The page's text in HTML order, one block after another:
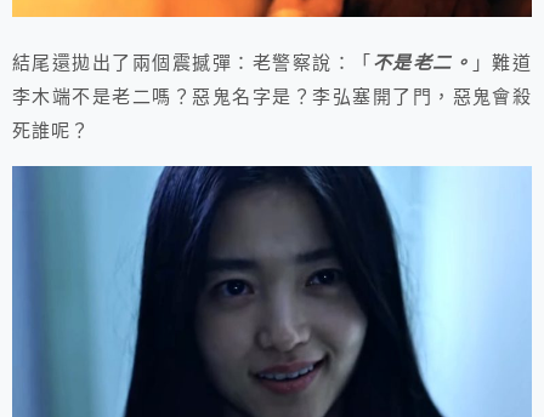
結尾還拋出了兩個震撼彈：老警察說：「 不是老二。 」難道
李木端不是老二嗎？惡鬼名字是？李弘塞開了門，惡鬼會殺
死誰呢？